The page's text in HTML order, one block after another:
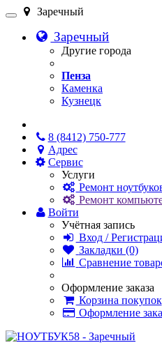
Заречный
Заречный
Другие города
Пенза
Каменка
Кузнецк
8 (8412) 750-777
Адрес
Сервис
Услуги
Ремонт
Ремонт
Войти
Учётная запись
Вход /
Закладки (0)
Сравнение
Оформление заказа
Корзина покупок
Оформление